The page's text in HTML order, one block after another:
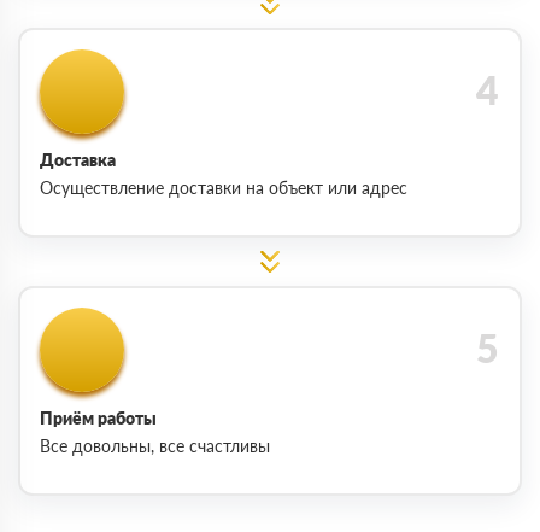
Доставка
Осуществление доставки на объект или адрес
Приём работы
Все довольны, все счастливы